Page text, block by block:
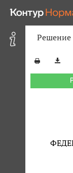
Решение